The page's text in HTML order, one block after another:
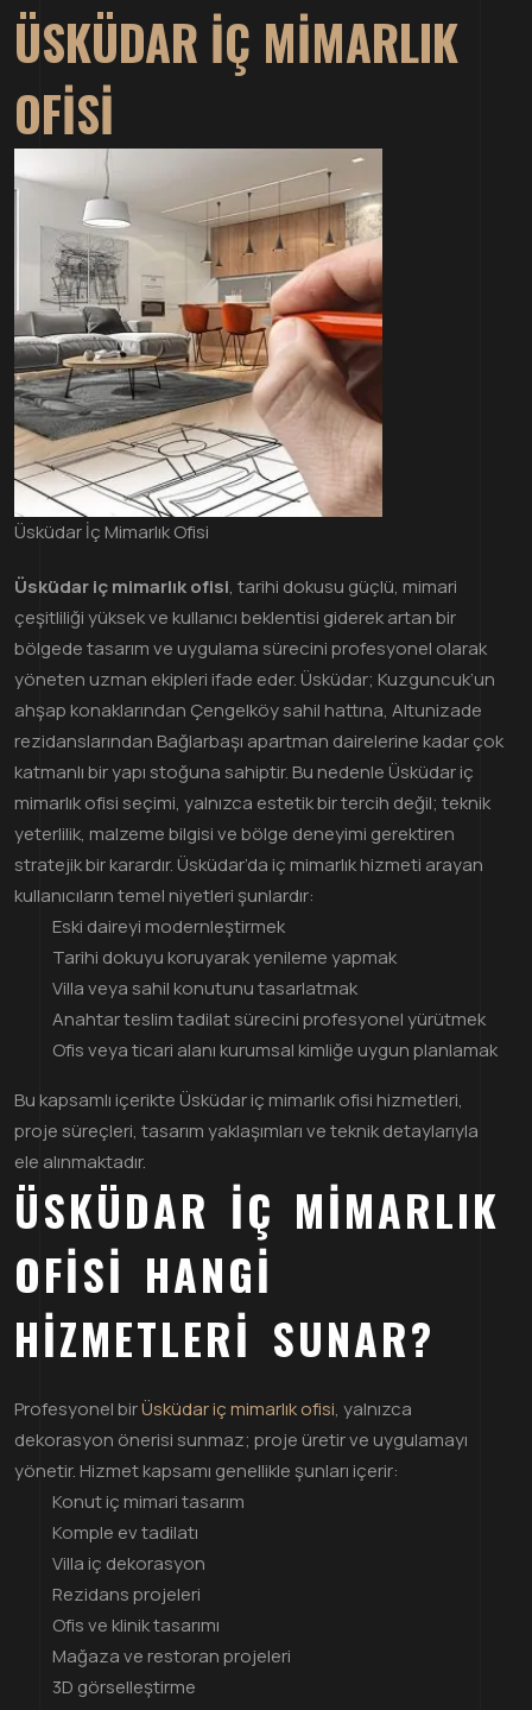
ÜSKÜDAR İÇ MIMARLIK
OFISI
Üsküdar İç Mimarlık Ofisi
Üsküdar iç mimarlık ofisi, tarihi dokusu güçlü, mimari
çeşitliliği yüksek ve kullanıcı beklentisi giderek artan bir
bölgede tasarım ve uygulama sürecini profesyonel olarak
yöneten uzman ekipleri ifade eder. Üsküdar; Kuzguncuk’un
ahşap konaklarından Çengelköy sahil hattına, Altunizade
rezidanslarından Bağlarbaşı apartman dairelerine kadar çok
katmanlı bir yapı stoğuna sahiptir. Bu nedenle Üsküdar iç
mimarlık ofisi seçimi, yalnızca estetik bir tercih değil; teknik
yeterlilik, malzeme bilgisi ve bölge deneyimi gerektiren
stratejik bir karardır. Üsküdar’da iç mimarlık hizmeti arayan
kullanıcıların temel niyetleri şunlardır:
Eski daireyi modernleştirmek
Tarihi dokuyu koruyarak yenileme yapmak
Villa veya sahil konutunu tasarlatmak
Anahtar teslim tadilat sürecini profesyonel yürütmek
Ofis veya ticari alanı kurumsal kimliğe uygun planlamak
Bu kapsamlı içerikte Üsküdar iç mimarlık ofisi hizmetleri,
proje süreçleri, tasarım yaklaşımları ve teknik detaylarıyla
ele alınmaktadır.
ÜSKÜDAR İÇ MIMARLIK
OFISI HANGI
HIZMETLERI SUNAR?
Profesyonel birÜsküdar iç mimarlık ofisi, yalnızca
dekorasyon önerisi sunmaz; proje üretir ve uygulamayı
yönetir. Hizmet kapsamı genellikle şunları içerir:
Konut iç mimari tasarım
Komple ev tadilatı
Villa iç dekorasyon
Rezidans projeleri
Ofis ve klinik tasarımı
Mağaza ve restoran projeleri
3D görselleştirme